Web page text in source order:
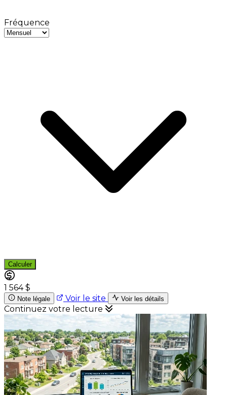
Fréquence
Calculer
1 564 $
Note légale Voir le site Voir les détails
Continuez votre lecture